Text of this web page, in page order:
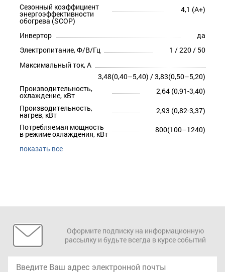
Сезонный коэффициент
энергоэффективности
обогрева (SCOP)
4,1 (A+)
Инвертор
да
Электропитание, Ф/В/Гц
1 / 220 / 50
Максимальный ток, А
3,48(0,40–5,40) / 3,83(0,50–5,20)
Производительность,
охлаждение, кВт
2,64 (0,91-3,40)
Производительность,
нагрев, кВт
2,93 (0,82-3,37)
Потребляемая мощность
в режиме охлаждения, кВт 800(100–1240)
показать все
Оформите подписку на информационную
рассылку и будьте всегда в курсе событий